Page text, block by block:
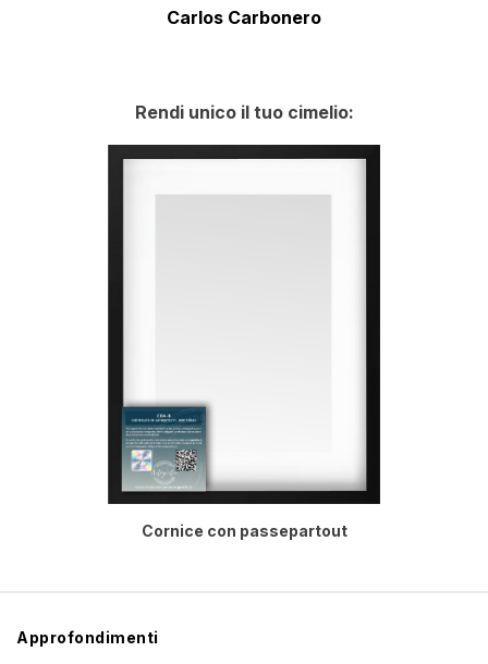
Carlos Carbonero
Rendi unico il tuo cimelio:
Cornice con passepartout
Approfondimenti